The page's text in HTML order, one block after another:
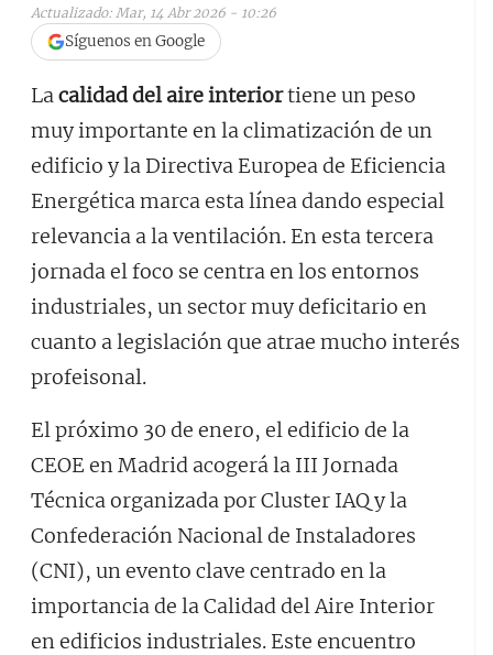
Actualizado: Mar, 14 Abr 2026 - 10:26
Síguenos en Google
Lacalidad del aire interiortiene un peso
muy importante en la climatización de un
edificio y la Directiva Europea de Eficiencia
Energética marca esta línea dando especial
relevancia a la ventilación. En esta tercera
jornada el foco se centra en los entornos
industriales, un sector muy deficitario en
cuanto a legislación que atrae mucho interés
profeisonal.
El próximo 30 de enero, el edificio de la
CEOE en Madrid acogerá la III Jornada
Técnica organizada por Cluster IAQ y la
Confederación Nacional de Instaladores
(CNI), un evento clave centrado en la
importancia de la Calidad del Aire Interior
en edificios industriales. Este encuentro